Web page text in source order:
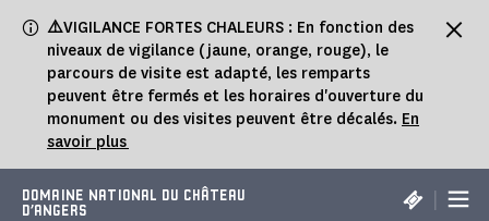
⚠️VIGILANCE FORTES CHALEURS : En fonction des
niveaux de vigilance (jaune, orange, rouge), le
parcours de visite est adapté, les remparts
peuvent être fermés et les horaires d'ouverture du
monument ou des visites peuvent être décalés. En
savoir plus
DOMAINE NATIONAL DU CHÂTEAU
D'ANGERS
|